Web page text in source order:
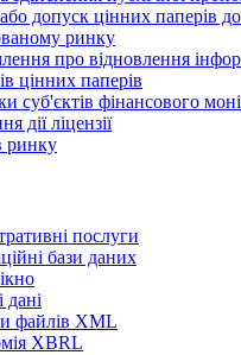
допуск цінних паперів
ринку
про відновлення
цінних паперів
суб'єктів фінансового
дії ліцензії
ринку
послуги
бази даних
дані
файлів XML
XBRL